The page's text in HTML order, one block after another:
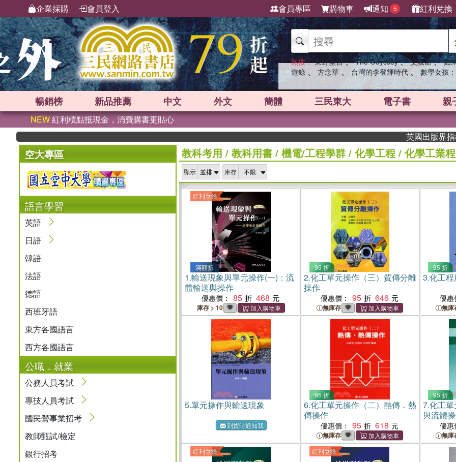
企業採購 會員登入 會員專區 購物車 通知 5 紅利兌換
熱搜： 東野圭吾 、 The Odyssey 、 父親節 、 如
遊錄 、 方念華 、 台灣的李登輝時代 、 數學女孩
暢銷榜 新品推薦 中文 外文 簡體 三民東大 電子書 親
NEW紅利積點抵現金，消費購書更貼心
英國出版界指標大
空大專區
語言學習
英語
日語
韓語
法語
德語
西班牙語
東方各國語言
西方各國語言
公職．就業
公務人員考試
專技人員考試
國民營事業招考
教師甄試/檢定
銀行招考
教科考用 / 教科用書/ 機電/工程學群/ 化學工程/ 化學工業
顯示 庫存
紅利兌換
滿額折
1.輸送現象與單元操作(一)：流
體輸送與操作
優惠價： 85 468
庫存 > 10
95 折
2.化工單元操作（三）質傳分離
操作
優惠價： 95 646
無庫存
95 折
3.化工
優惠
無庫
5.單元操作與輸送現象
到貨時通知我
95 折
6.化工單元操作（二）熱傳．熱
傳操作
優惠價： 95 618
無庫存
95 折
7.化工
與流體
優惠
無庫
紅利兌換 紅利兌換